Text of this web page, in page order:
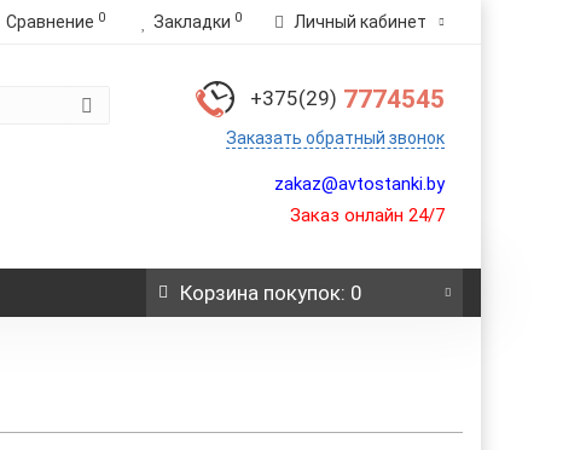
Сравнение 0 Закладки 0 Личный кабинет
+375(29) 7774545
Заказать обратный звонок
zakaz@avtostanki.by
Заказ онлайн 24/7
Корзинапокупок: 0